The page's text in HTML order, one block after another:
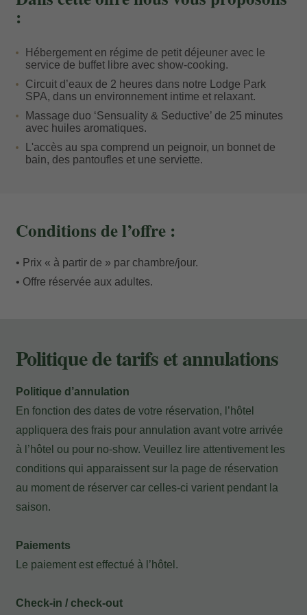
d’une terrasse et offrant des vues impressionnantes sur
les montagnes; ou bien profiter de la
Bollinger Terrace
, la terrasse la plus chic de Soldeu,
avec des cheminées extérieures et dans un
environnement unique.
:
Hébergement en régime de petit déjeuner avec le
service de buffet libre avec show-cooking.
Circuit d’eaux de 2 heures dans notre Lodge Park
SPA, dans un environnement intime et relaxant.
Massage duo ‘Sensuality & Seductive’ de 25 minutes
avec huiles aromatiques.
L'accès au spa comprend un peignoir, un bonnet de
bain, des pantoufles et une serviette.
Conditions de l’offre :
• Prix « à partir de » par chambre/jour.
• Offre réservée aux adultes.
Politique de tarifs et annulations
Politique d’annulation
En fonction des dates de votre réservation, l’hôtel
appliquera des frais pour annulation avant votre arrivée
à l’hôtel ou pour no-show. Veuillez lire attentivement les
conditions qui apparaissent sur la page de réservation
au moment de réserver car celles-ci varient pendant la
saison.
Paiements
Le paiement est effectué à l’hôtel.
Check-in / check-out